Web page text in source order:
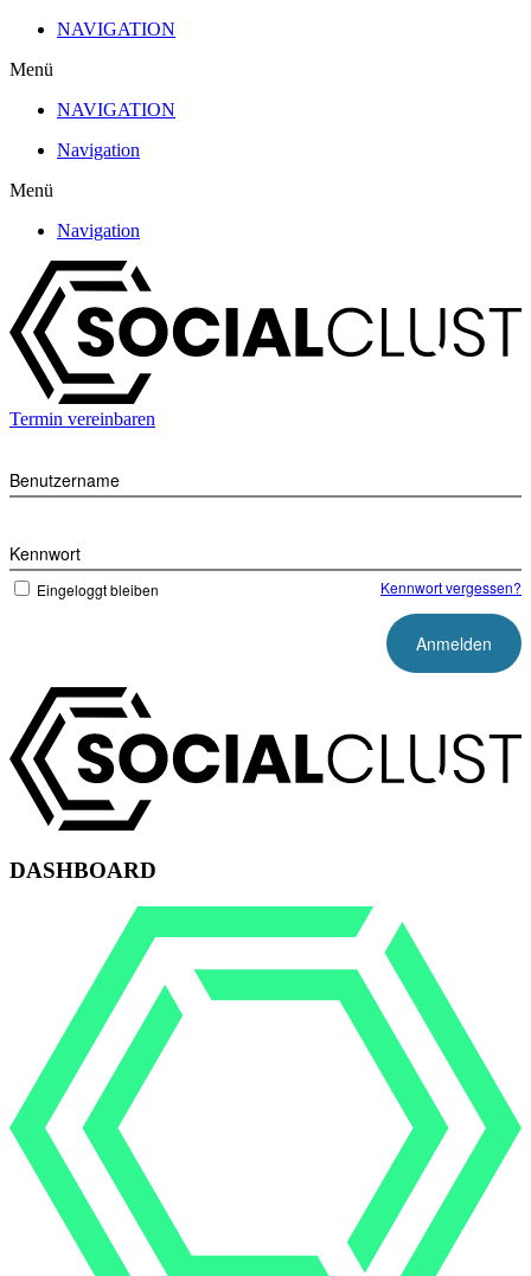
Zum
wechseln
NAVIGATION
Menü
NAVIGATION
Navigation
Menü
Navigation
Termin vereinbaren
Benutzername
Kennwort
Eingeloggt bleiben Kennwort vergessen?
DASHBOARD